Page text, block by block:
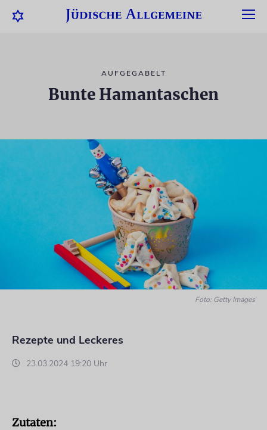
AUFGEGABELT
Bunte Hamantaschen
Foto: Getty Images
Rezepte und Leckeres
23.03.2024 19:20 Uhr
Zutaten: